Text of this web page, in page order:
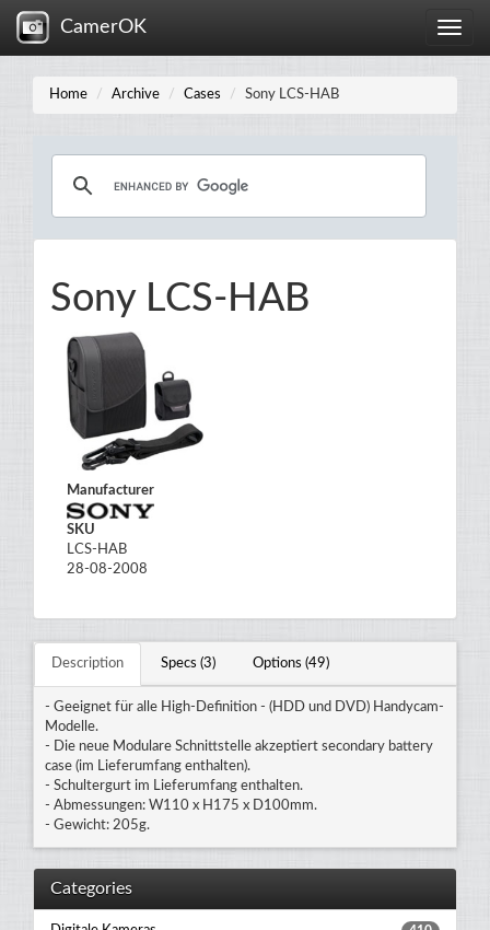
Toggle
CamerOK
Home Archive Cases Sony LCS-HAB
Sony LCS-HAB
Manufacturer
SKU
LCS-HAB
28-08-2008
Description Specs (3) Options (49)
- Geeignet für alle High-Definition - (HDD und DVD) Handycam-
Modelle.
- Die neue Modulare Schnittstelle akzeptiert secondary battery
case (im Lieferumfang enthalten).
- Schultergurt im Lieferumfang enthalten.
- Abmessungen: W110 x H175 x D100mm.
- Gewicht: 205g.
Categories